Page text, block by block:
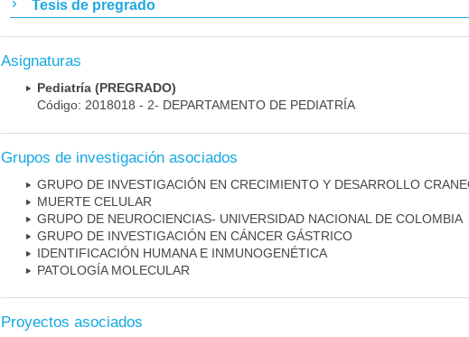
Tesis de pregrado
Asignaturas
Pediatría (PREGRADO)
Código: 2018018 - 2- DEPARTAMENTO DE PEDIATRÍA
Grupos de investigación asociados
GRUPO DE INVESTIGACIÓN EN CRECIMIENTO Y DESARROLLO
MUERTE CELULAR
GRUPO DE NEUROCIENCIAS- UNIVERSIDAD NACIONAL DE COLOMBIA
GRUPO DE INVESTIGACIÓN EN CÁNCER GÁSTRICO
IDENTIFICACIÓN HUMANA E INMUNOGENÉTICA
PATOLOGÍA MOLECULAR
Proyectos asociados